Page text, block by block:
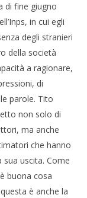
di fine giugno
in cui egli
degli stranieri
della società
a ragionare,
di
parole. Tito
non solo di
ma anche
che hanno
uscita. Come
buona cosa
è anche la